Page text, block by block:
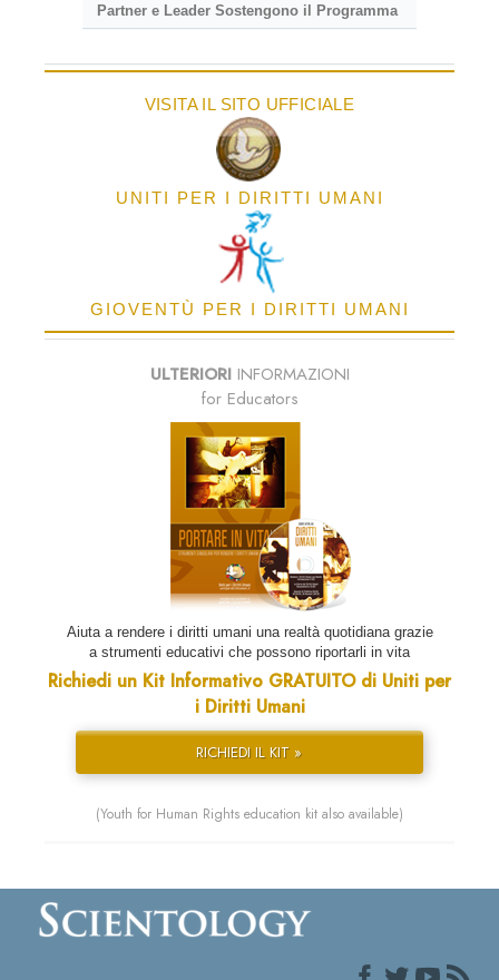
Partner e Leader Sostengono il Programma
VISITA IL SITO UFFICIALE
UNITI PER I DIRITTI UMANI
GIOVENTÙ PER I DIRITTI UMANI
ULTERIORIINFORMAZIONI
for Educators
Aiuta a rendere i diritti umani una realtà quotidiana grazie
a strumenti educativi che possono riportarli in vita
Richiedi un Kit Informativo GRATUITO di Uniti per
i Diritti Umani
RICHIEDI IL KIT »
(Youth for Human Rights education kit also available)